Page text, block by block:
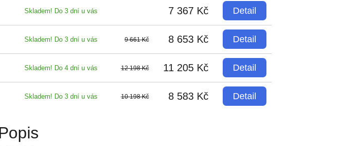
Skladem! Do 3 dní u vás 7 367 Kč Detail
Skladem! Do 3 dní u vás 9 661 Kč 8 653 Kč Detail
Skladem! Do 4 dní u vás 12 198 Kč 11 205 Kč Detail
Skladem! Do 3 dní u vás 10 198 Kč 8 583 Kč Detail